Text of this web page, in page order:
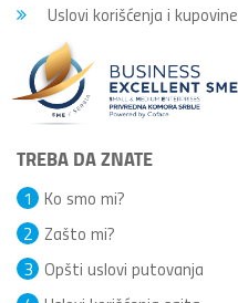
Uslovi korišćenja i kupovine
TREBA DA ZNATE
Ko smo mi?
1
Zašto mi?
2
Opšti uslovi putovanja
3